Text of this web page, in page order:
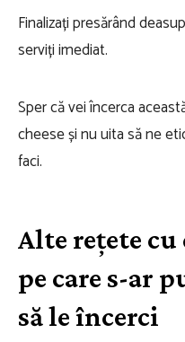
Finalizați presărând
serviți imediat.
Sper că vei încerca
cheese și nu uita să ne
faci.
Alte rețete cu
pe care s-ar
să le încerci